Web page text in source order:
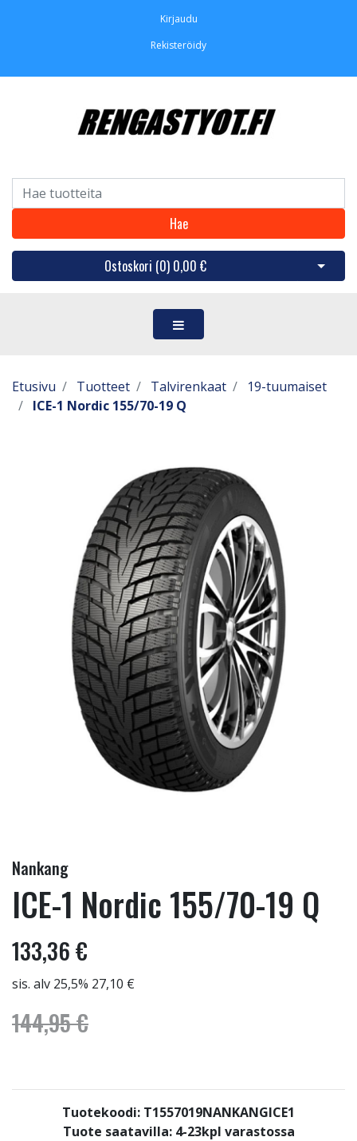
Kirjaudu
Rekisteröidy
Hae
Ostoskori (0) 0,00 € Avaa
Etusivu Tuotteet Talvirenkaat
19-tuumaiset
ICE-1 Nordic 155/70-19 Q
Nankang
ICE-1 Nordic 155/70-19 Q
133,36 €
sis. alv 25,5% 27,10 €
144,95 €
Tuotekoodi: T1557019NANKANGICE1
Tuote saatavilla: 4-23kpl varastossa